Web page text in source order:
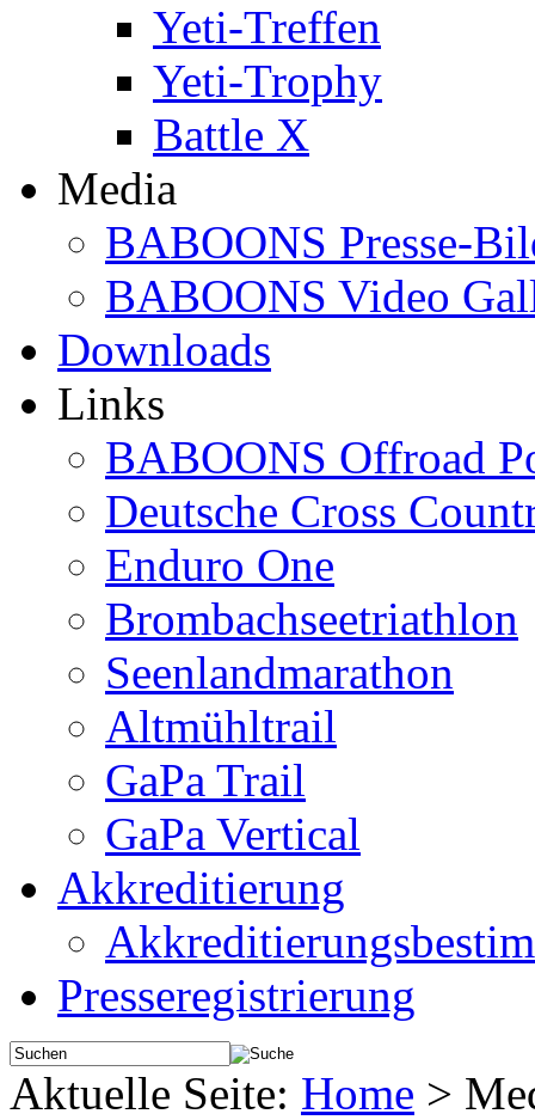
Yeti-Treffen
Yeti-Trophy
Battle X
Media
BABOONS Presse-
BABOONS Video
Downloads
Links
BABOONS Offroad
Deutsche Cross
Enduro One
Brombachseetriathlon
Seenlandmarathon
Altmühltrail
GaPa Trail
GaPa Vertical
Akkreditierung
Presseregistrierung
Aktuelle Seite: Home >